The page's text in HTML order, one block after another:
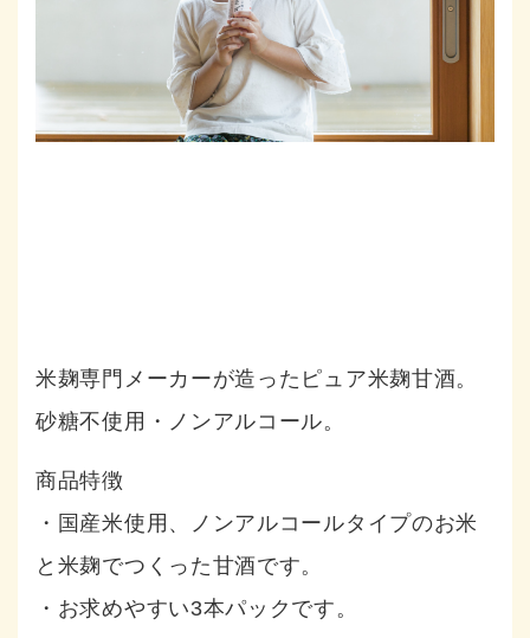
米麹専門メーカーが造ったピュア米麹甘酒。
砂糖不使用・ノンアルコール。
商品特徴
・国産米使用、ノンアルコールタイプのお米
と米麹でつくった甘酒です。
・お求めやすい3本パックです。